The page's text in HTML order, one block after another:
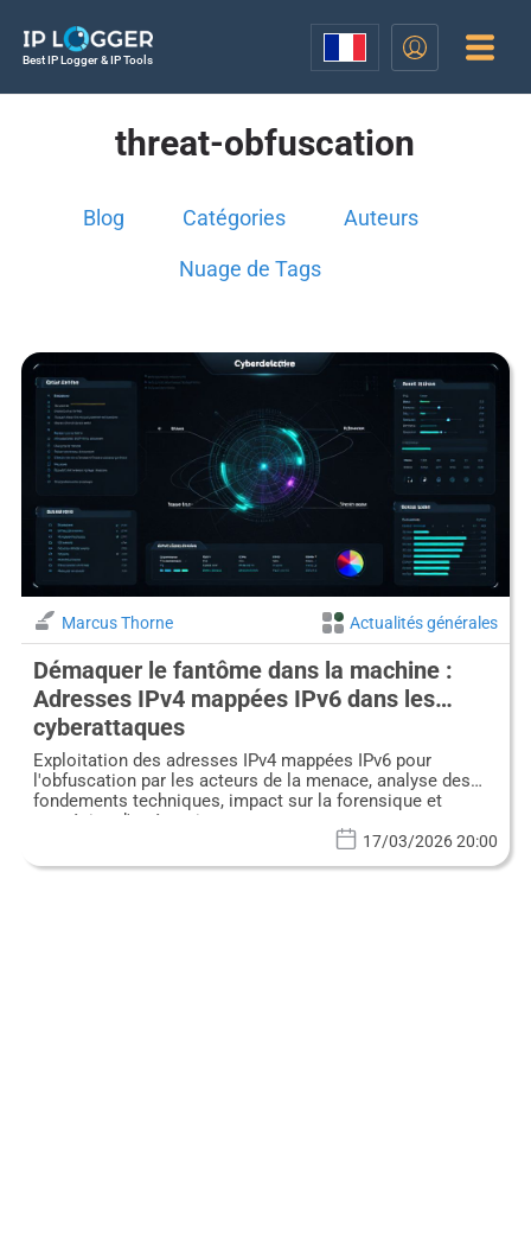
Best IP Logger & IP Tools
threat-obfuscation
Blog Catégories Auteurs
Nuage de Tags
Marcus Thorne Actualités générales
Démaquer le fantôme dans la machine :
Adresses IPv4 mappées IPv6 dans les
cyberattaques
Exploitation des adresses IPv4 mappées IPv6 pour
l'obfuscation par les acteurs de la menace, analyse des
fondements techniques, impact sur la forensique et
stratégies d'atténuation.
17/03/2026 20:00